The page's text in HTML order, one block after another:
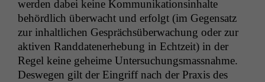
wer­den dabei keine Kom­mu­nika­tion­sin­halte
behördlich überwacht und erfol­gt (im Gegen­satz
zur inhaltlichen Gespräch­süberwachung oder zur
aktiv­en Rand­daten­er­he­bung in Echtzeit) in der
Regel keine geheime Unter­suchungs­mass­nahme.
Deswe­gen gilt der Ein­griff nach der Prax­is des